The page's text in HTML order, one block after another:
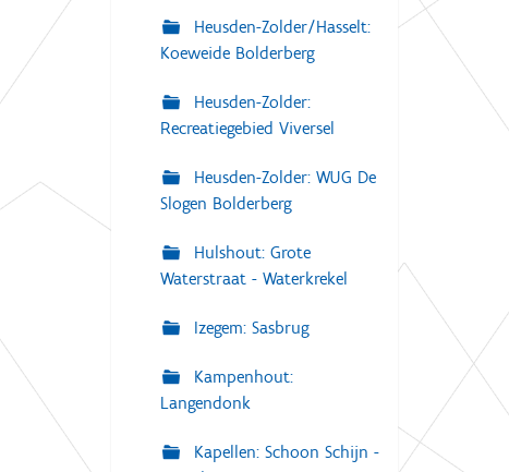
Heusden-Zolder/Hasselt:
Koeweide Bolderberg
Heusden-Zolder:
Recreatiegebied Viversel
Heusden-Zolder: WUG De
Slogen Bolderberg
Hulshout: Grote
Waterstraat - Waterkrekel
Izegem: Sasbrug
Kampenhout:
Langendonk
Kapellen: Schoon Schijn -